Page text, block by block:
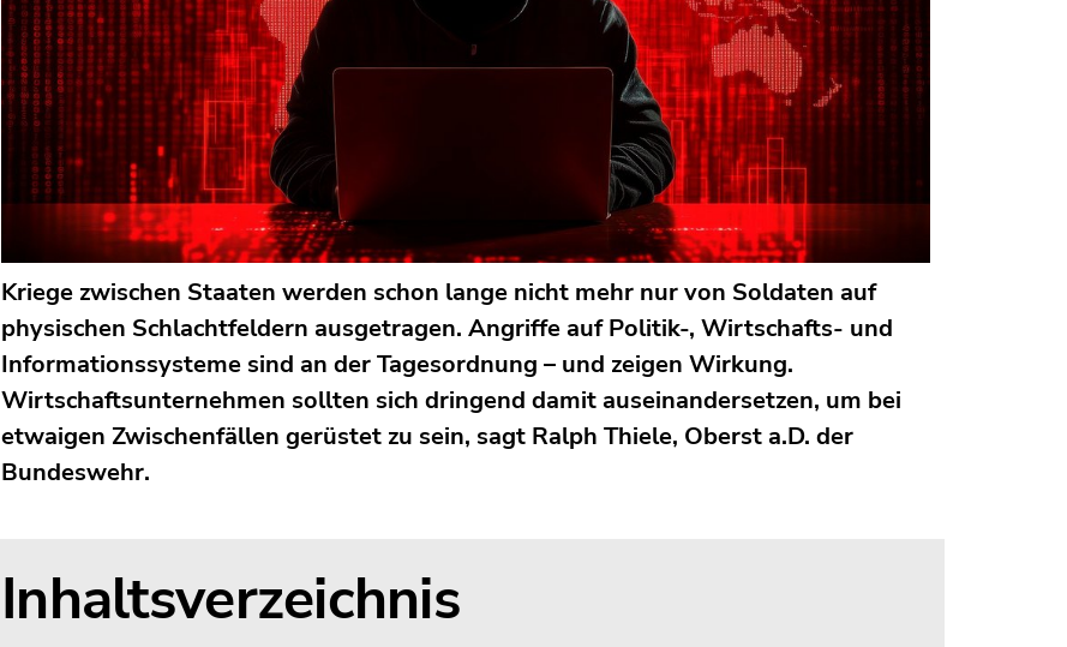
Kriege zwischen Staaten werden schon lange nicht mehr nur von Soldaten auf
physischen Schlachtfeldern ausgetragen. Angriffe auf Politik-, Wirtschafts- und
Informationssysteme sind an der Tagesordnung – und zeigen Wirkung.
Wirtschaftsunternehmen sollten sich dringend damit auseinandersetzen, um bei
etwaigen Zwischenfällen gerüstet zu sein, sagt Ralph Thiele, Oberst a.D. der
Bundeswehr.
Inhaltsverzeichnis